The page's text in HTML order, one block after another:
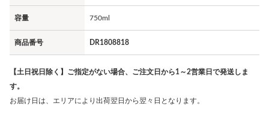
容量 750ml
商品番号 DR1808818
【土日祝日除く】ご指定がない場合、ご注文日から1～2営業日で発送しま
す。
お届け日は、エリアにより出荷翌日から翌々日となります。